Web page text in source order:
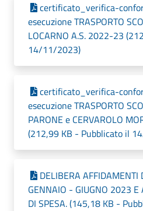
certificato_verifica-
esecuzione TRASPORTO
LOCARNO A.S. 2022-23
14/11/2023)
certificato_verifica-
esecuzione TRASPORTO
PARONE e CERVAROLO
(212,99 KB - Pubblicato il
DELIBERA AFFIDAMENTI
GENNAIO - GIUGNO 2023 E
DI SPESA. (145,18 KB -